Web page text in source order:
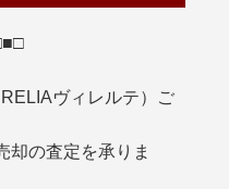
ヴィレルテ）ご
却の査定を承りま